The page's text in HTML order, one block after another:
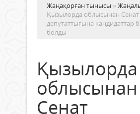
Жаңақорған тынысы »
Қызылорда облысынан Сенат
депутаттығына кандидаттар
болды
Қызылорда
облысынан
Сенат